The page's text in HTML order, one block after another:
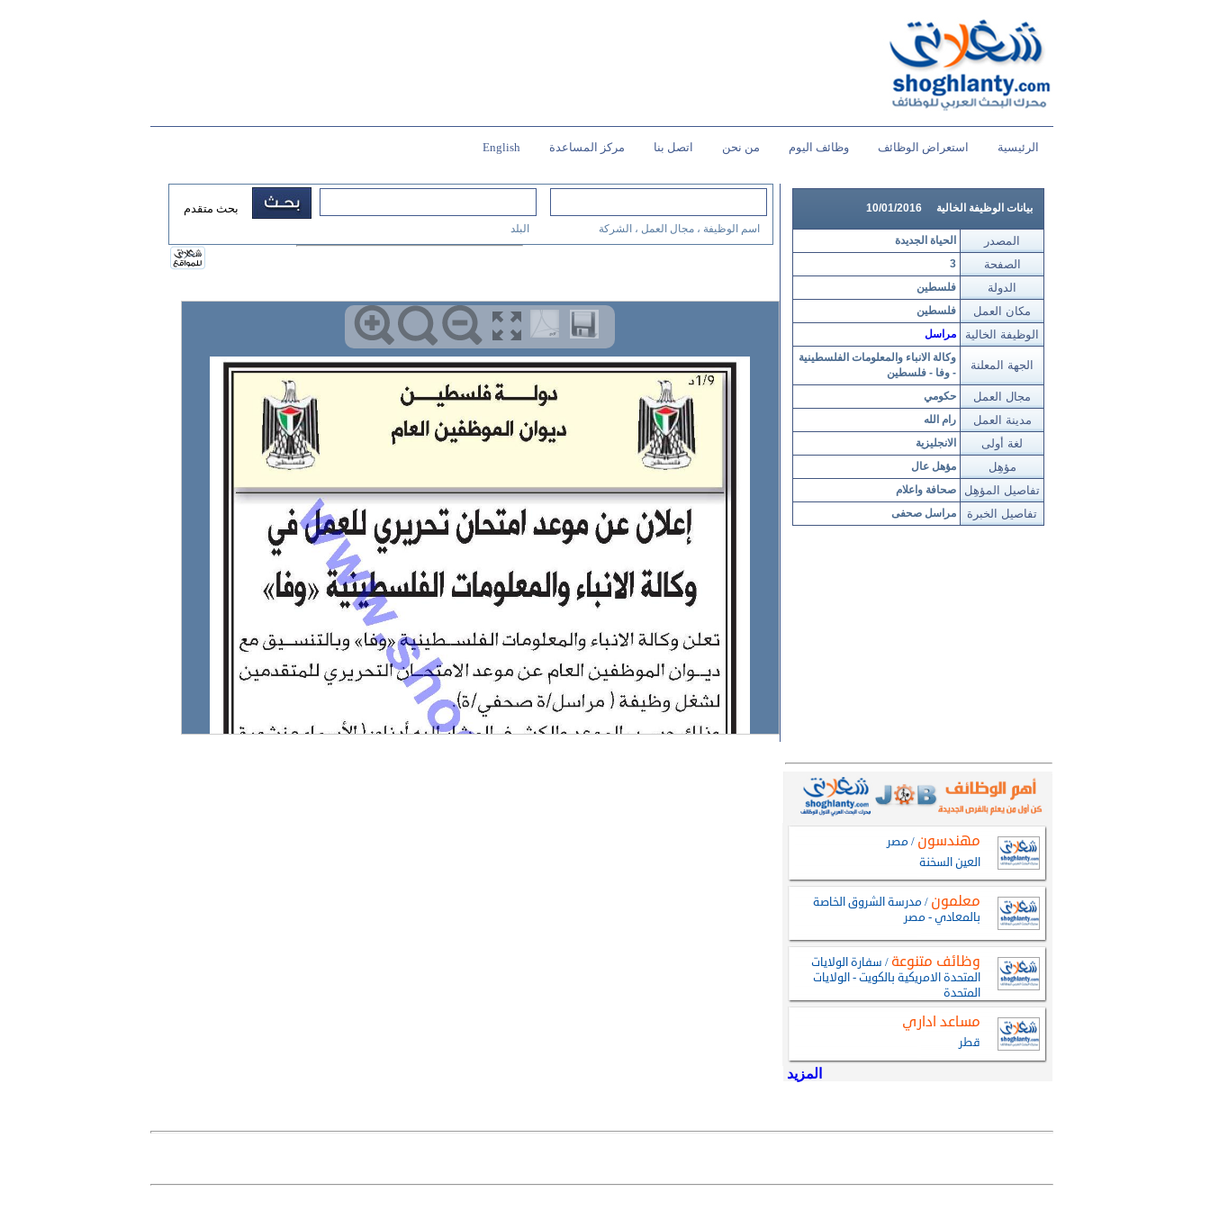
الرئيسية استعراض الوظائف وظائف اليوم من نحن اتصل بنا مركز المساعدة English
بيانات الوظيفة الخالية 10/01/2016
الحياة الجديدة المصدر
3 الصفحة
فلسطين الدولة
فلسطين مكان العمل
مراسل الوظيفة الخالية
وكالة الانباء والمعلومات الفلسطينية
- وفا - فلسطين
الجهة المعلنة
حكومي مجال العمل
رام الله مدينة العمل
الانجليزية لغة أولى
مؤهل عال مؤهِل
صحافة واعلام تفاصيل المؤهِل
مراسل صحفى تفاصيل الخبرة
اسم الوظيفة ، مجال العمل ، الشركة البلد
بحث متقدم